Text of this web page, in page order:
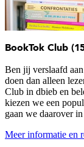
BookTok Club
Ben jij verslaafd
doen dan alleen
Club in dbieb en
kiezen we een
gaan we daarover
Meer informatie en